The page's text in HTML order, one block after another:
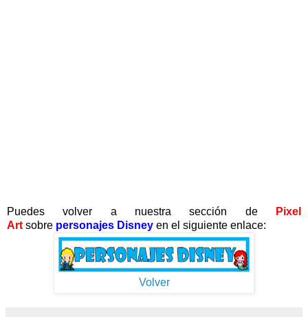
Puedes volver a nuestra sección de
Pixel
Art sobre personajes Disney en el siguiente enlace:
Volver